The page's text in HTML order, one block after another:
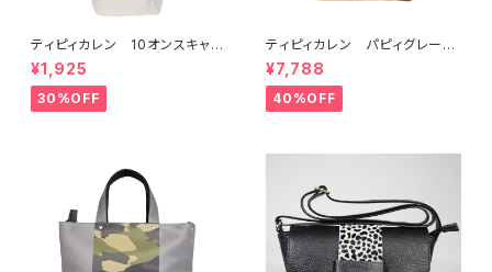
ティピィカレン 10オンスキャン
バス外ポケット縦長マイバッグ
¥1,925
30%OFF
ティピィカレン パピィグレーテ
リア2WAYハンドバッグ
¥7,788
40%OFF